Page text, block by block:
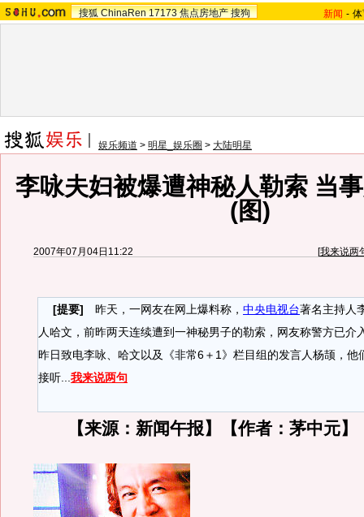
搜狐 ChinaRen 17173 焦点房地产 搜狗 新闻 -
娱乐频道 > 明星_娱乐圈 > 大陆明星
李咏夫妇被爆遭神秘人勒索 当
(图)
2007年07月04日11:22 [我来说两
[提要] 昨天，一网友在网上爆料称， 中央电视台著名主持人
人哈文，前昨两天连续遭到一神秘男子的勒索，网友称警方已介
昨日致电李咏、哈文以及《非常6＋1》栏目组的发言人杨颉，他
接听... 我来说两句
【来源：新闻午报】【作者：茅中元】